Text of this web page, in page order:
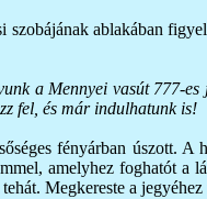
ablakában
a Mennyei vasút 777-
fel, és már indulhatunk is!
fényárban úszott.
amelyhez foghatót a
Megkereste a